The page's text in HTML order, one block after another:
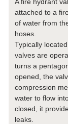
attached to a
of water from
hoses.
Typically
valves are
turns a
opened, the
compression
water to flow
closed, it
leaks.